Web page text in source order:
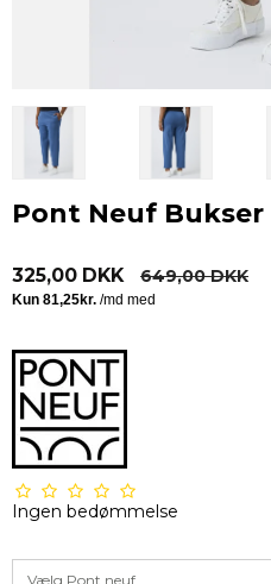
Pont Neuf Bukser
325,00 DKK 649,00 DKK
Ingen bedømmelse
Vælg Pont neuf